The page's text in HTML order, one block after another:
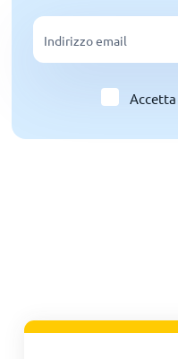
Accetta